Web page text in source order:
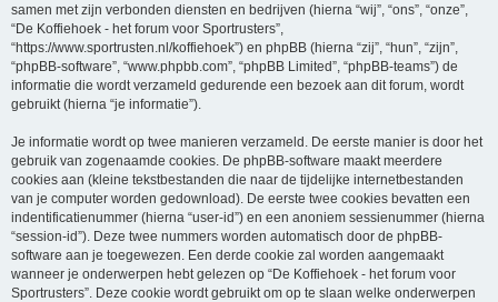
samen met zijn verbonden diensten en bedrijven (hierna “wij”, “ons”, “onze”,
“De Koffiehoek - het forum voor Sportrusters”,
“https://www.sportrusten.nl/koffiehoek”) en phpBB (hierna “zij”, “hun”, “zijn”,
“phpBB-software”, “www.phpbb.com”, “phpBB Limited”, “phpBB-teams”) de
informatie die wordt verzameld gedurende een bezoek aan dit forum, wordt
gebruikt (hierna “je informatie”).
Je informatie wordt op twee manieren verzameld. De eerste manier is door het
gebruik van zogenaamde cookies. De phpBB-software maakt meerdere
cookies aan (kleine tekstbestanden die naar de tijdelijke internetbestanden
van je computer worden gedownload). De eerste twee cookies bevatten een
indentificatienummer (hierna “user-id”) en een anoniem sessienummer (hierna
“session-id”). Deze twee nummers worden automatisch door de phpBB-
software aan je toegewezen. Een derde cookie zal worden aangemaakt
wanneer je onderwerpen hebt gelezen op “De Koffiehoek - het forum voor
Sportrusters”. Deze cookie wordt gebruikt om op te slaan welke onderwerpen